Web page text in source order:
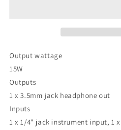
Output wattage
15W
Outputs
1 x 3.5mm jack headphone out
Inputs
1 x 1/4" jack instrument input, 1 x